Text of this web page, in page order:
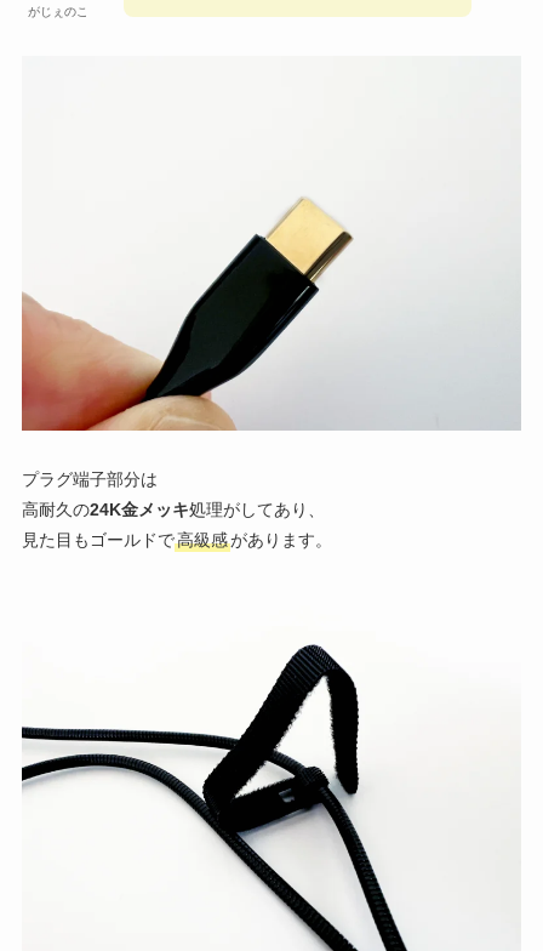
がじぇのこ
プラグ端子部分は
高耐久の24K金メッキ処理がしてあり、
見た目もゴールドで高級感があります。